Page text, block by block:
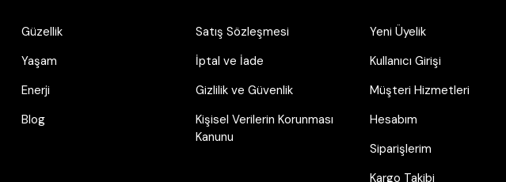
Güzellik
Yaşam
Enerji
Blog
Satış Sözleşmesi
İptal ve İade
Gizlilik ve Güvenlik
Kişisel Verilerin Korunması
Kanunu
Yeni Üyelik
Kullanıcı Girişi
Müşteri Hizmetleri
Hesabım
Siparişlerim
Kargo Takibi